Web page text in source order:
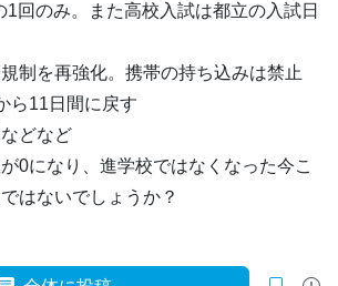
1回のみ。また高校入試は都立の入試日
制を再強化。携帯の持ち込みは禁止
ら11日間に戻す
どなど
0になり、進学校ではなくなった今こ
はないでしょうか？